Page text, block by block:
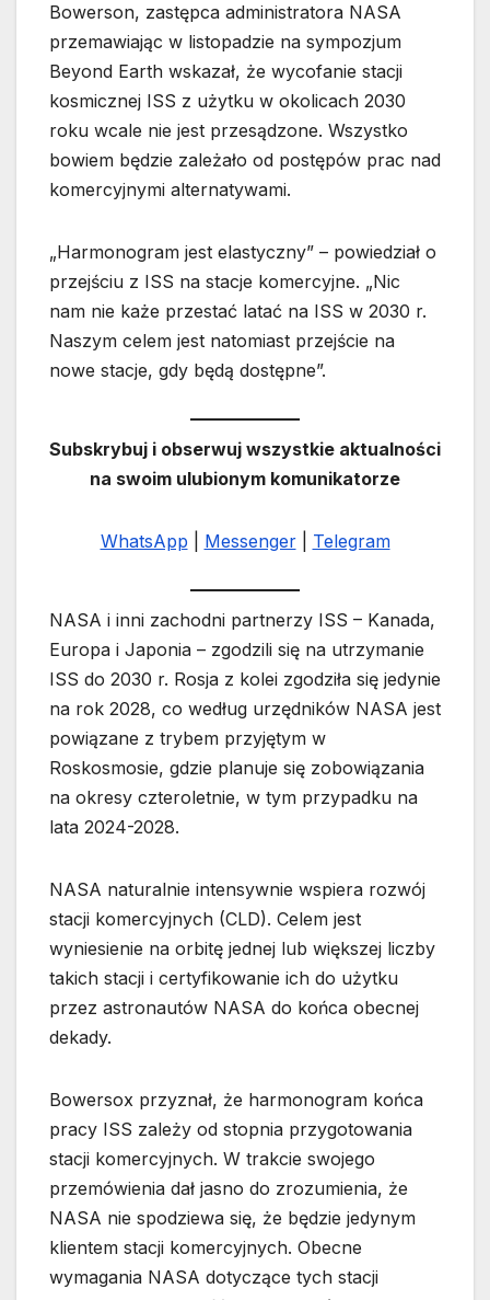
Bowerson, zastępca administratora NASA
przemawiając w listopadzie na sympozjum
Beyond Earth wskazał, że wycofanie stacji
kosmicznej ISS z użytku w okolicach 2030
roku wcale nie jest przesądzone. Wszystko
bowiem będzie zależało od postępów prac nad
komercyjnymi alternatywami.
„Harmonogram jest elastyczny” – powiedział o
przejściu z ISS na stacje komercyjne. „Nic
nam nie każe przestać latać na ISS w 2030 r.
Naszym celem jest natomiast przejście na
nowe stacje, gdy będą dostępne”.
Subskrybuj i obserwuj wszystkie aktualności
na swoim ulubionym komunikatorze
WhatsApp Messenger| Telegram
NASA i inni zachodni partnerzy ISS – Kanada,
Europa i Japonia – zgodzili się na utrzymanie
ISS do 2030 r. Rosja z kolei zgodziła się jedynie
na rok 2028, co według urzędników NASA jest
powiązane z trybem przyjętym w
Roskosmosie, gdzie planuje się zobowiązania
na okresy czteroletnie, w tym przypadku na
lata 2024-2028.
NASA naturalnie intensywnie wspiera rozwój
stacji komercyjnych (CLD). Celem jest
wyniesienie na orbitę jednej lub większej liczby
takich stacji i certyfikowanie ich do użytku
przez astronautów NASA do końca obecnej
dekady.
Bowersox przyznał, że harmonogram końca
pracy ISS zależy od stopnia przygotowania
stacji komercyjnych. W trakcie swojego
przemówienia dał jasno do zrozumienia, że
NASA nie spodziewa się, że będzie jedynym
klientem stacji komercyjnych. Obecne
wymagania NASA dotyczące tych stacji